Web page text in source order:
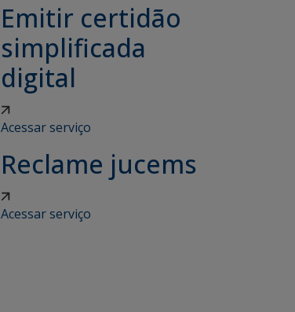
Emitir certidão
simplificada
digital
Acessar serviço
Reclame jucems
Acessar serviço